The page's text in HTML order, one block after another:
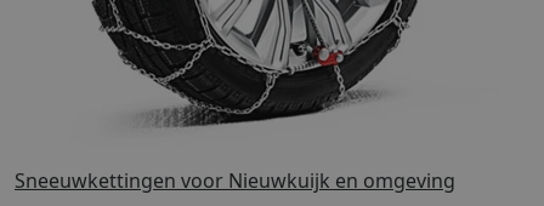
Sneeuwkettingen voor Nieuwkuijk en omgeving